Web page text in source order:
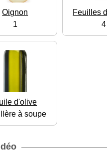
Oignon
1
Feuilles
4
d'olive
à soupe